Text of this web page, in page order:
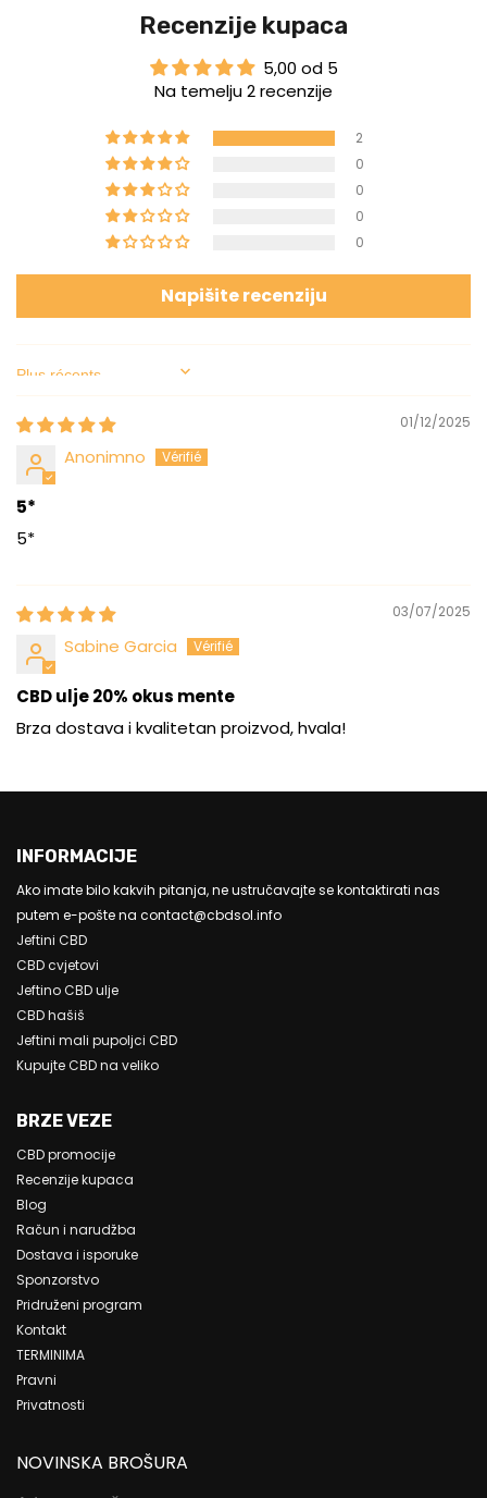
Recenzije kupaca
5,00 od 5
Na temelju 2 recenzije
2
0
0
0
0
Napišite recenziju
Sort by
01/12/2025
Anonimno
5*
5*
03/07/2025
Sabine Garcia
CBD ulje 20% okus mente
Brza dostava i kvalitetan proizvod, hvala!
INFORMACIJE
Ako imate bilo kakvih pitanja, ne ustručavajte se kontaktirati nas
putem e-pošte na contact@cbdsol.info
Jeftini CBD
CBD cvjetovi
Jeftino CBD ulje
CBD hašiš
Jeftini mali pupoljci CBD
Kupujte CBD na veliko
BRZE VEZE
CBD promocije
Recenzije kupaca
Blog
Račun i narudžba
Dostava i isporuke
Sponzorstvo
Pridruženi program
Kontakt
TERMINIMA
Pravni
Privatnosti
NOVINSKA BROŠURA